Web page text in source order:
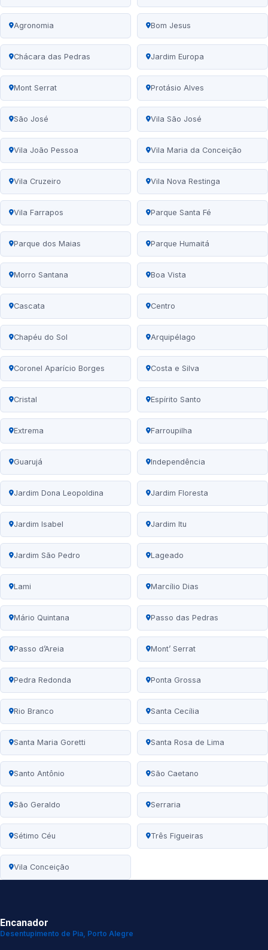
Agronomia Bom Jesus
Chácara das Pedras Jardim Europa
Mont Serrat Protásio Alves
São José Vila São José
Vila João Pessoa Vila Maria da Conceição
Vila Cruzeiro Vila Nova Restinga
Vila Farrapos Parque Santa Fé
Parque dos Maias Parque Humaitá
Morro Santana Boa Vista
Cascata Centro
Chapéu do Sol Arquipélago
Coronel Aparício Borges Costa e Silva
Cristal Espírito Santo
Extrema Farroupilha
Guarujá Independência
Jardim Dona Leopoldina Jardim Floresta
Jardim Isabel Jardim Itu
Jardim São Pedro Lageado
Lami Marcílio Dias
Mário Quintana Passo das Pedras
Passo d’Areia Mont’ Serrat
Pedra Redonda Ponta Grossa
Rio Branco Santa Cecília
Santa Maria Goretti Santa Rosa de Lima
Santo Antônio São Caetano
São Geraldo Serraria
Sétimo Céu Três Figueiras
Vila Conceição
Encanador
Desentupimento de Pia, Porto Alegre